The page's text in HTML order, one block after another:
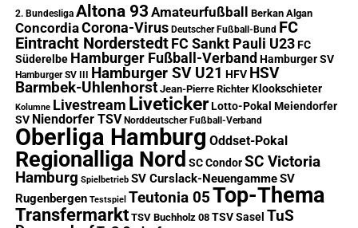
2. Bundesliga Altona 93 Amateurfußball Berkan Algan
ConcordiaCorona-Virus Deutscher Fußball-Bund FC
Eintracht Norderstedt FC Sankt Pauli U23 FC
Süderelbe Hamburger Fußball-Verband Hamburger SV
Hamburger SV III Hamburger SV U21 HFV HSV
Barmbek-Uhlenhorst Jean-Pierre Richter Klookschieter
Kolumne Livestream Liveticker Lotto-Pokal Meiendorfer
SV Niendorfer TSV Norddeutscher Fußball-Verband
Oberliga Hamburg Oddset-Pokal
Regionalliga Nord SC Condor SC Victoria
Hamburg Spielbetrieb SV Curslack-NeuengammeSV
Rugenbergen Testspiel Teutonia 05Top-Thema
Transfermarkt TSV Buchholz 08 TSV Sasel TuS